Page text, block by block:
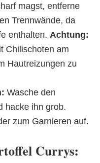
magst, entferne
Trennwände, da
enthalten. Achtung:
Chilischoten am
Hautreizungen zu
Wasche den
hacke ihn grob.
zum Garnieren auf.
Currys: